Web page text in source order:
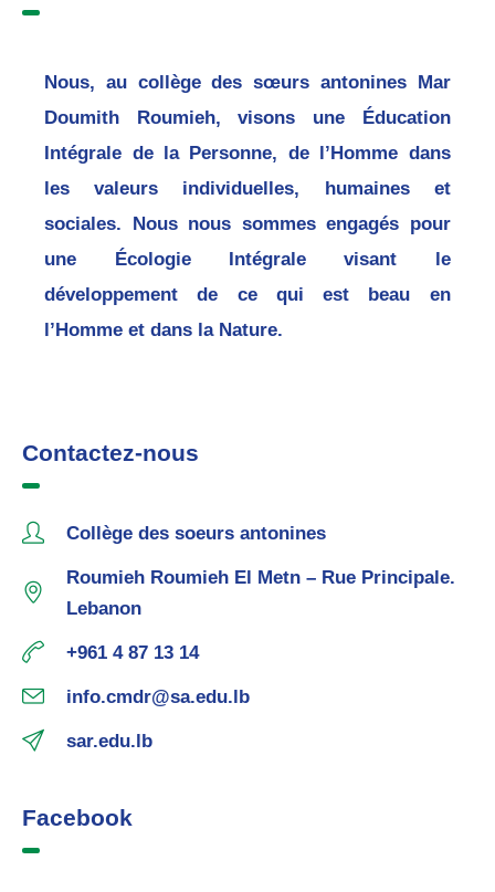
Nous, au collège des sœurs antonines Mar
Doumith Roumieh, visons une Éducation
Intégrale de la Personne, de l’Homme dans
les valeurs individuelles, humaines et
sociales. Nous nous sommes engagés pour
une Écologie Intégrale visant le
développement de ce qui est beau en
l’Homme et dans la Nature.
Contactez-nous
Collège des soeurs antonines
Roumieh Roumieh El Metn – Rue Principale.
Lebanon
+961 4 87 13 14
info.cmdr@sa.edu.lb
sar.edu.lb
Facebook